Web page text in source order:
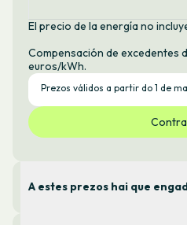
El precio de la energía no
Compensación de
euros/kWh.
Prezos válidos a partir do 1 de
A estes prezos hai que